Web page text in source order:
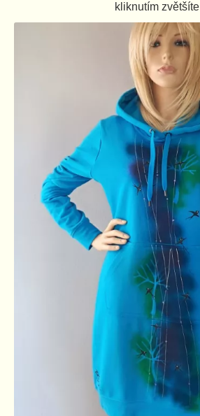
kliknutím zvětšíte